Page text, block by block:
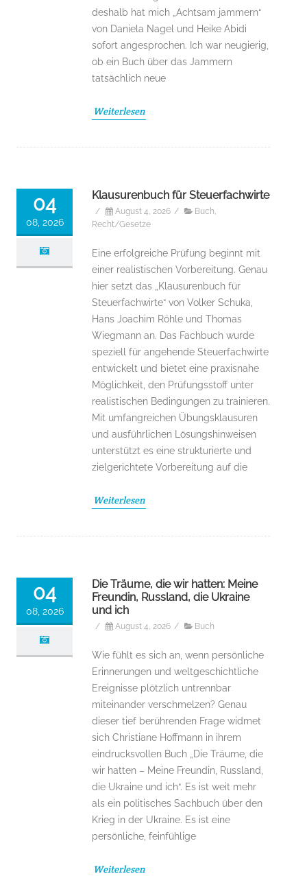
deshalb hat mich „Achtsam jammern“
von Daniela Nagel und Heike Abidi
sofort angesprochen. Ich war neugierig,
ob ein Buch über das Jammern
tatsächlich neue
Weiterlesen
04
08, 2026
Klausurenbuch für Steuerfachwirte
/ August 4, 2026 / Buch,
Recht/Gesetze
Eine erfolgreiche Prüfung beginnt mit
einer realistischen Vorbereitung. Genau
hier setzt das „Klausurenbuch für
Steuerfachwirte“ von Volker Schuka,
Hans Joachim Röhle und Thomas
Wiegmann an. Das Fachbuch wurde
speziell für angehende Steuerfachwirte
entwickelt und bietet eine praxisnahe
Möglichkeit, den Prüfungsstoff unter
realistischen Bedingungen zu trainieren.
Mit umfangreichen Übungsklausuren
und ausführlichen Lösungshinweisen
unterstützt es eine strukturierte und
zielgerichtete Vorbereitung auf die
Weiterlesen
04
08, 2026
Die Träume, die wir hatten: Meine
Freundin, Russland, die Ukraine
und ich
/ August 4, 2026 / Buch
Wie fühlt es sich an, wenn persönliche
Erinnerungen und weltgeschichtliche
Ereignisse plötzlich untrennbar
miteinander verschmelzen? Genau
dieser tief berührenden Frage widmet
sich Christiane Hoffmann in ihrem
eindrucksvollen Buch „Die Träume, die
wir hatten – Meine Freundin, Russland,
die Ukraine und ich“. Es ist weit mehr
als ein politisches Sachbuch über den
Krieg in der Ukraine. Es ist eine
persönliche, feinfühlige
Weiterlesen